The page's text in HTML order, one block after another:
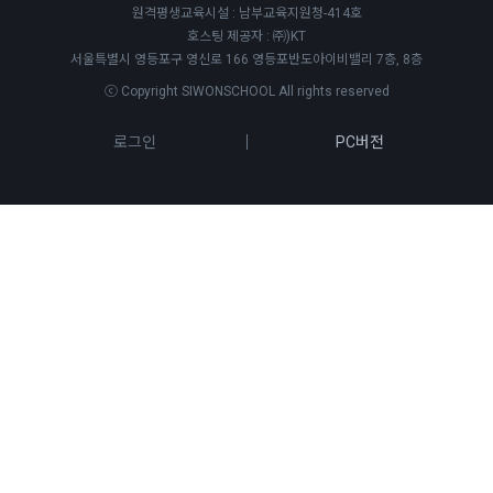
원격평생교육시설 : 남부교육지원청-414호
호스팅 제공자 : ㈜)KT
서울특별시 영등포구 영신로 166 영등포반도아이비밸리 7층, 8층
ⓒ Copyright SIWONSCHOOL All rights reserved
로그인 PC버전